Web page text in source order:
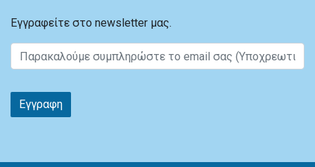
Εγγραφείτε στο newsletter μας.
Εγγραφη